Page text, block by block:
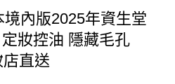
境內版2025年資生堂
妝控油 隱藏毛孔
直送